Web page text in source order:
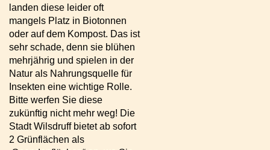
landen diese leider oft
mangels Platz in Biotonnen
oder auf dem Kompost. Das ist
sehr schade, denn sie blühen
mehrjährig und spielen in der
Natur als Nahrungsquelle für
Insekten eine wichtige Rolle.
Bitte werfen Sie diese
zukünftig nicht mehr weg! Die
Stadt Wilsdruff bietet ab sofort
2 Grünflächen als